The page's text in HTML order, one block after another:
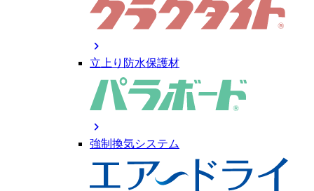
chevron_right
立上り防水保護材
chevron_right
強制換気システム